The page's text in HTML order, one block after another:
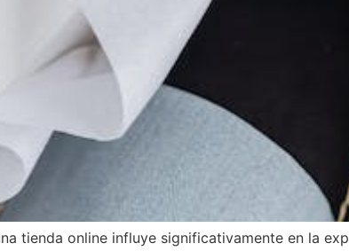
tienda online influye significativamente en la